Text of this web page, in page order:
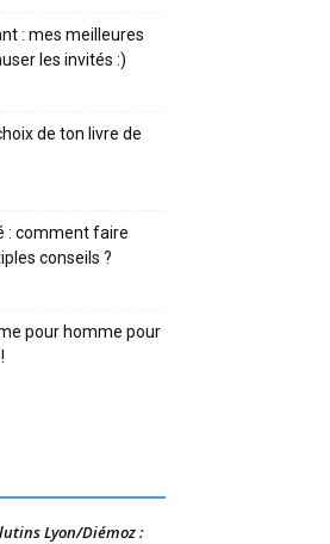
: mes meilleures
les invités :)
de ton livre de
: comment faire
conseils ?
pour homme pour
Lyon/Diémoz :